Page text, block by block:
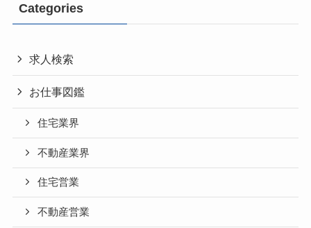
Categories
求人検索
お仕事図鑑
住宅業界
不動産業界
住宅営業
不動産営業